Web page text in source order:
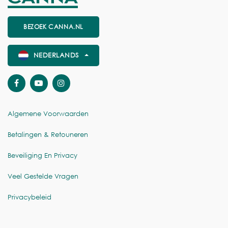
BEZOEK CANNA.NL
NEDERLANDS
Algemene Voorwaarden
Betalingen & Retouneren
Beveiliging En Privacy
Veel Gestelde Vragen
Privacybeleid